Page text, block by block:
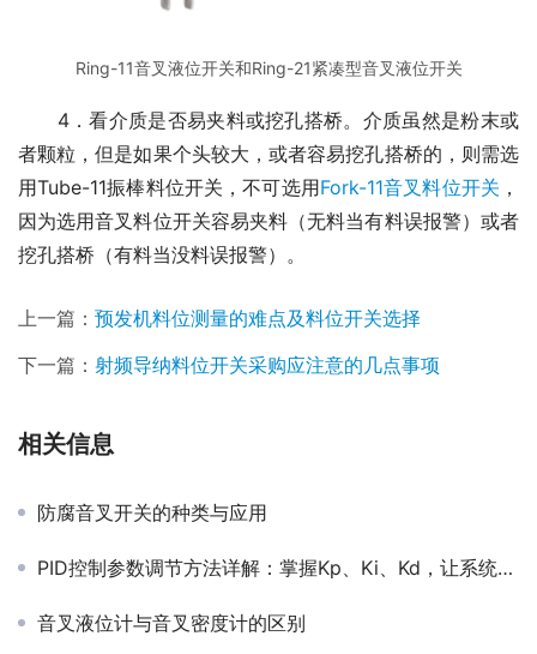
Ring-11音叉液位开关和Ring-21紧凑型音叉液位开关
4．看介质是否易夹料或挖孔搭桥。介质虽然是粉末或
者颗粒，但是如果个头较大，或者容易挖孔搭桥的，则需选
用Tube-11振棒料位开关，不可选用Fork-11音叉料位开关 ，
因为选用音叉料位开关容易夹料（无料当有料误报警）或者
挖孔搭桥（有料当没料误报警）。
上一篇： 预发机料位测量的难点及料位开关选择
下一篇： 射频导纳料位开关采购应注意的几点事项
相关信息
防腐音叉开关的种类与应用
PID控制参数调节方法详解：掌握Kp、Ki、Kd，让系统运行更高效
音叉液位计与音叉密度计的区别